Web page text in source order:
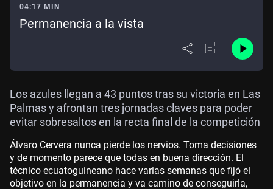
04:17 MIN
Permanencia a la vista
Los azules llegan a 43 puntos tras su victoria en Las
Palmas y afrontan tres jornadas claves para poder
evitar sobresaltos en la recta final de la competición
Álvaro Cervera nunca pierde los nervios. Toma decisiones
y de momento parece que todas en buena dirección. El
técnico ecuatoguineano hace varias semanas que fijó el
objetivo en la permanencia y va camino de conseguirla,